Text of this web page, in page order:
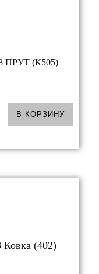
(К505)
В КОРЗИНУ